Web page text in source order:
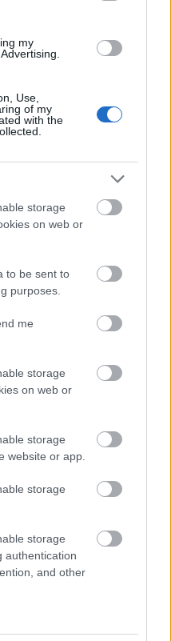
my
Use,
of my
with the
storage
on web or
to be sent to
purposes.
me
storage
on web or
storage
website or app.
storage
storage
authentication
and other
ha nincs hiányérzetünk
technikák
szívesen csomagolná a
ennek jegyében. De
méghozzá több ...